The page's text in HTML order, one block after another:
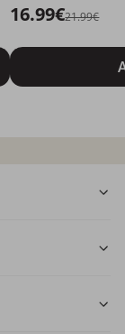
16.99€21.99€